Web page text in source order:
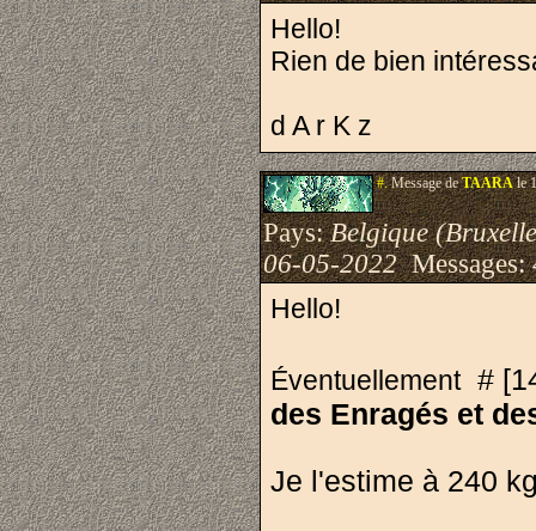
Hello!
Rien de bien
d A r K z
#.Message deTAARAle
Pays:Belgique
06-05-2022Messages:
Hello!
Éventuellement #
des Enragés et
Je l'estime à 240